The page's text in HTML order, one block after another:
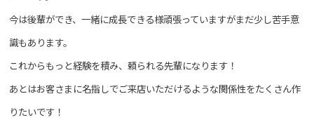
今は後輩ができ、一緒に成長できる様頑張っていますがまだ少し苦手意
識もあります。
これからもっと経験を積み、頼られる先輩になります！
あとはお客さまに名指しでご来店いただけるような関係性をたくさん作
りたいです！